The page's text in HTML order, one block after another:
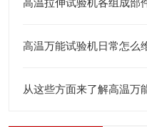
高温拉伸试验机各组成部
高温万能试验机日常怎么
从这些方面来了解高温万